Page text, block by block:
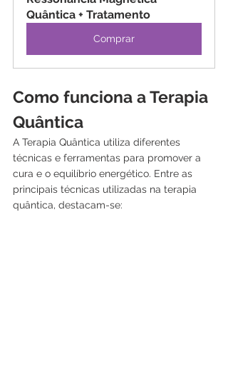
Quântica + Tratamento
Comprar
Como funciona a Terapia
Quântica
A Terapia Quântica utiliza diferentes
técnicas e ferramentas para promover a
cura e o equilíbrio energético. Entre as
principais técnicas utilizadas na terapia
quântica, destacam-se: